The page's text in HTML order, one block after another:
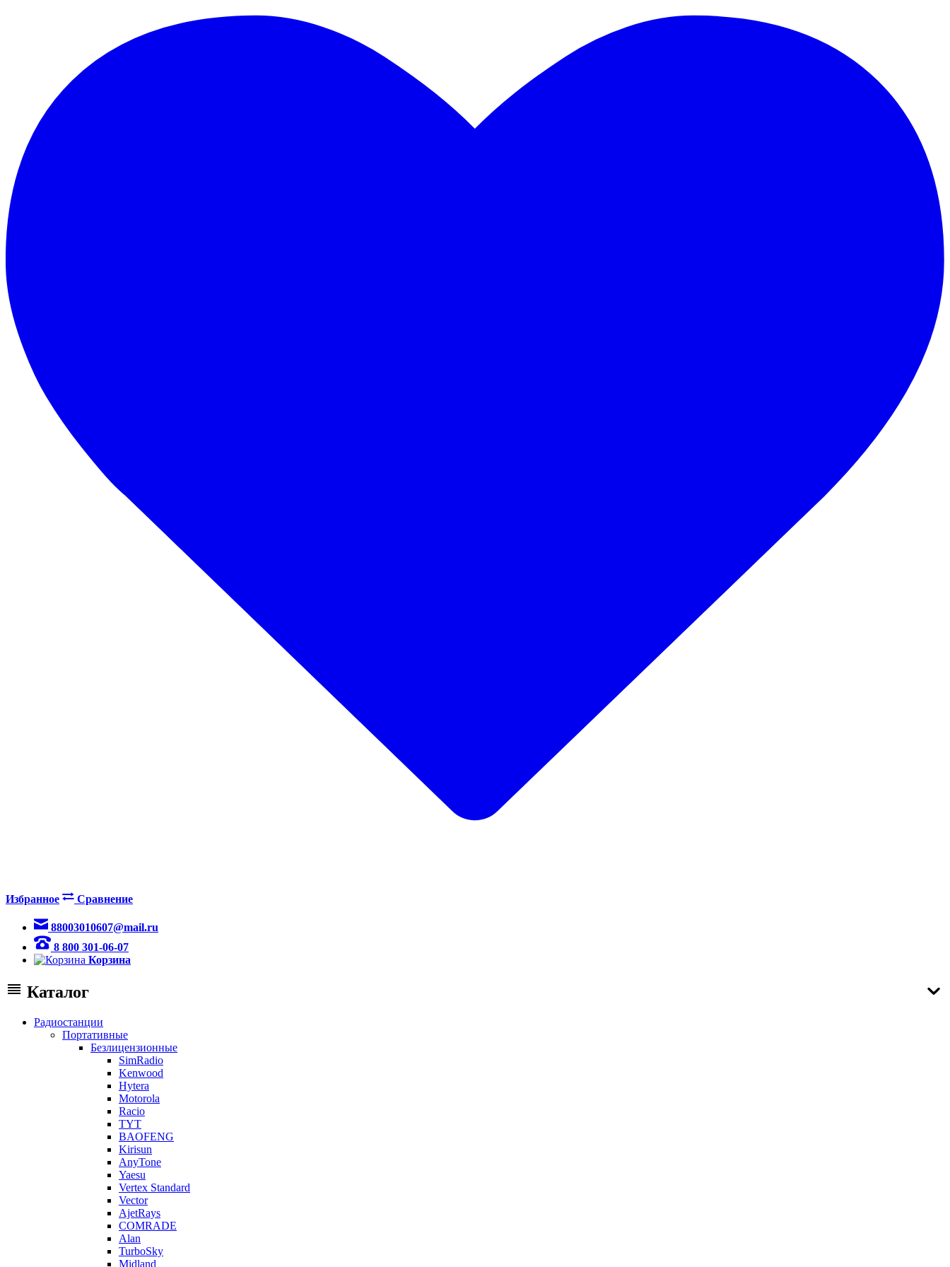
Избранное Сравнение
88003010607@mail.ru
8 800 301-06-07
Корзина
Каталог
Радиостанции
Портативные
Безлицензионные
SimRadio
Kenwood
Hytera
Motorola
Racio
TYT
BAOFENG
Kirisun
AnyTone
Yaesu
Vertex Standard
Vector
AjetRays
COMRADE
Alan
TurboSky
Midland